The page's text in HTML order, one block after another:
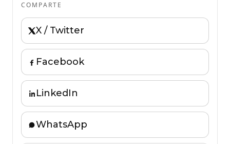
COMPARTE
X / Twitter
Facebook
LinkedIn
WhatsApp